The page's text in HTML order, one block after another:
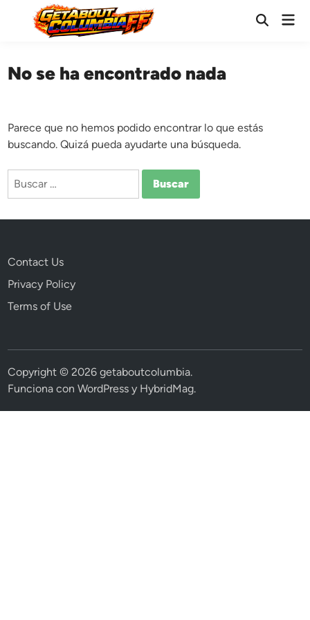
contenido
Abrir
No se ha encontrado nada
Parece que no hemos podido encontrar lo que estás
buscando. Quizá pueda ayudarte una búsqueda.
Buscar:
Contact Us
Privacy Policy
Terms of Use
Copyright © 2026getaboutcolumbia.
Funciona conWordPress y HybridMag.